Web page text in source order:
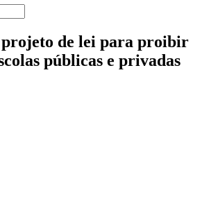
de lei para proibir
públicas e privadas